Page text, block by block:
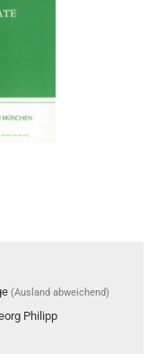
(Ausland abweichend)
Philipp